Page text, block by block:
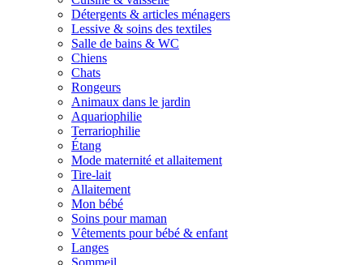
Détergents & articles ménagers
Lessive & soins des textiles
Salle de bains & WC
Chiens
Chats
Rongeurs
Animaux dans le jardin
Aquariophilie
Terrariophilie
Étang
Mode maternité et allaitement
Tire-lait
Allaitement
Mon bébé
Soins pour maman
Vêtements pour bébé & enfant
Langes
Sommeil